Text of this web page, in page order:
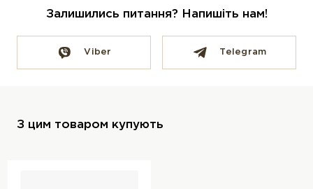
Залишились питання? Напишіть нам!
Viber Telegram
З цим товаром купують